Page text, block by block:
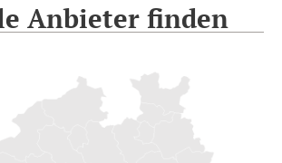
Anbieter finden